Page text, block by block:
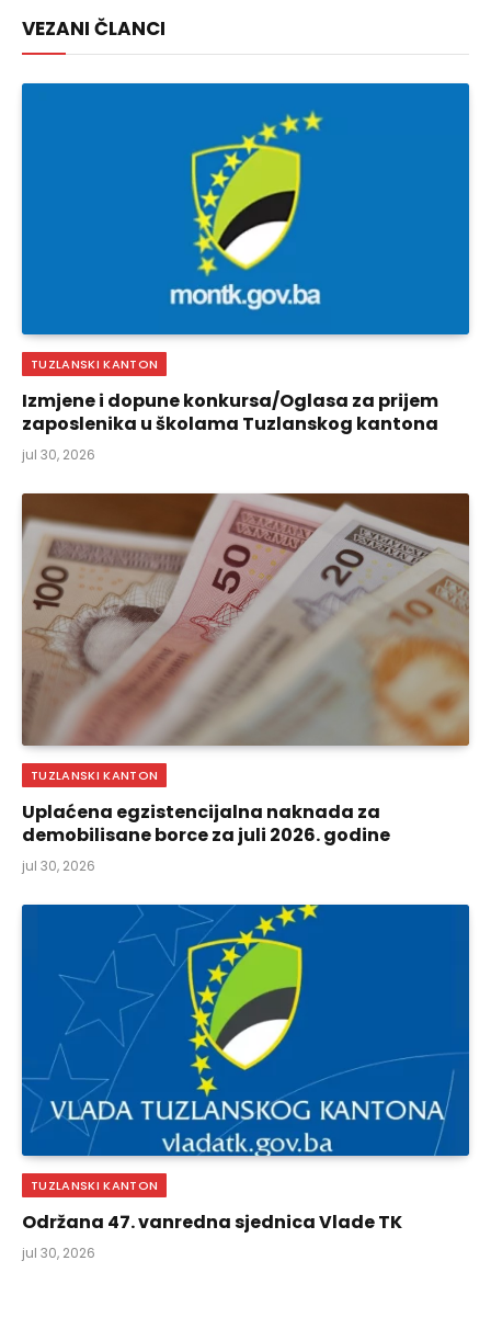
VEZANI ČLANCI
TUZLANSKI KANTON
Izmjene i dopune konkursa/Oglasa za prijem
zaposlenika u školama Tuzlanskog kantona
jul 30, 2026
TUZLANSKI KANTON
Uplaćena egzistencijalna naknada za
demobilisane borce za juli 2026. godine
jul 30, 2026
TUZLANSKI KANTON
Održana 47. vanredna sjednica Vlade TK
jul 30, 2026